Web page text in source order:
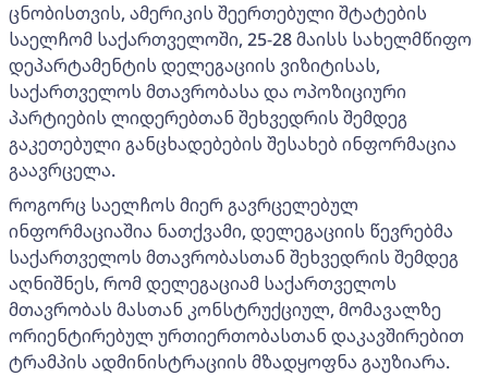
ცნობისთვის, ამერიკის შეერთებული შტატების
საელჩომ საქართველოში, 25-28 მაისს სახელმწიფო
დეპარტამენტის დელეგაციის ვიზიტისას,
საქართველოს მთავრობასა და ოპოზიციური
პარტიების ლიდერებთან შეხვედრის შემდეგ
გაკეთებული განცხადებების შესახებ ინფორმაცია
გაავრცელა.
როგორც საელჩოს მიერ გავრცელებულ
ინფორმაციაშია ნათქვამი, დელეგაციის წევრებმა
საქართველოს მთავრობასთან შეხვედრის შემდეგ
აღნიშნეს, რომ დელეგაციამ საქართველოს
მთავრობას მასთან კონსტრუქციულ, მომავალზე
ორიენტირებულ ურთიერთობასთან დაკავშირებით
ტრამპის ადმინისტრაციის მზადყოფნა გაუზიარა.